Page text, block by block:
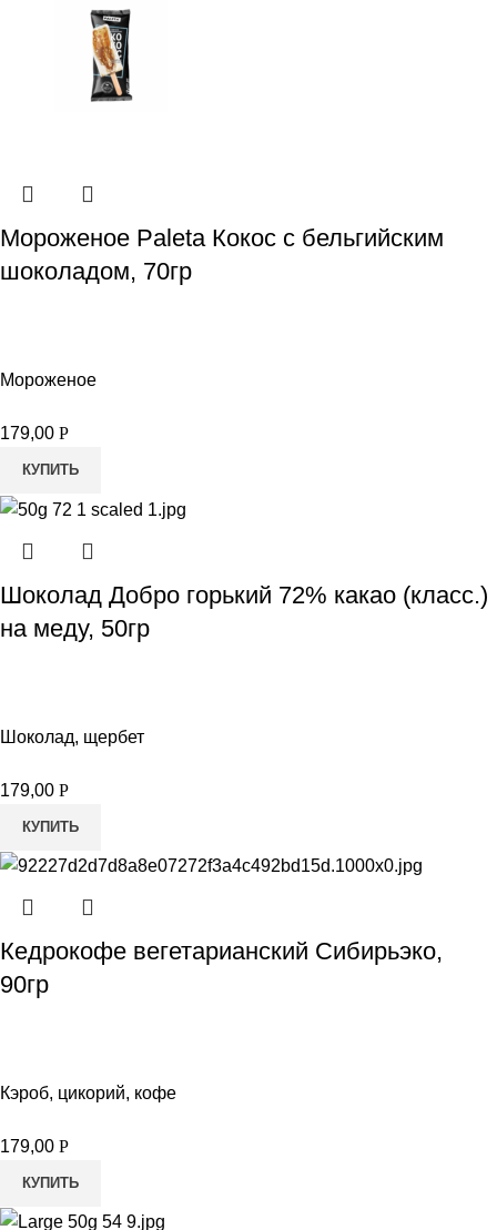
Мороженое Paleta Кокос с бельгийским
шоколадом, 70гр
Мороженое
179,00 Р
КУПИТЬ
Шоколад Добро горький 72% какао (класс.)
на меду, 50гр
Шоколад, щербет
179,00 Р
КУПИТЬ
Кедрокофе вегетарианский Сибирьэко,
90гр
Кэроб, цикорий, кофе
179,00 Р
КУПИТЬ